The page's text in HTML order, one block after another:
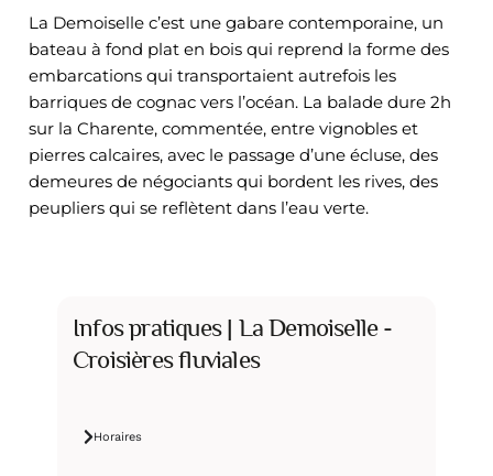
La Demoiselle c’est une gabare contemporaine, un
bateau à fond plat en bois qui reprend la forme des
embarcations qui transportaient autrefois les
barriques de cognac vers l’océan. La balade dure 2h
sur la Charente, commentée, entre vignobles et
pierres calcaires, avec le passage d’une écluse, des
demeures de négociants qui bordent les rives, des
peupliers qui se reflètent dans l’eau verte.
Infos pratiques | La Demoiselle -
Croisières fluviales
Horaires